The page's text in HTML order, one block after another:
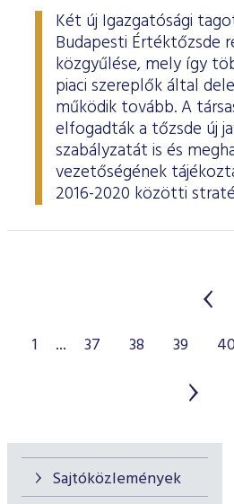
Sajtóközlemények
Két új Igazgatósági
Budapesti Értéktőzsde
közgyűlése, mely így
piaci szereplők által
működik tovább. A
elfogadták a tőzsde új
szabályzatát is és
vezetőségének
2016-2020 közötti
1 ... 37 38 39